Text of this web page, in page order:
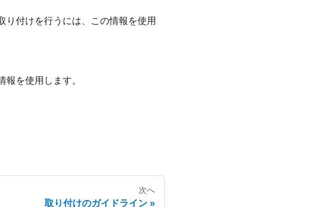
り付けを行うには、この情報を使用
を使用します。
次へ
取り付けのガイドライン